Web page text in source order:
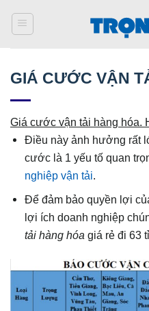
qua
GIÁ CƯỚC VẬN
Giá cước vận tải hàng hóa.
Điều này ảnh hưởng rất
cước là 1 yếu tố quan
nghiệp vận tải.
Để đảm bảo quyền lợi
lợi ích doanh nghiệp
tải hàng hóagiá rẻ đi 63